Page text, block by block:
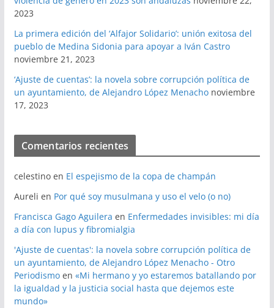
2023
La primera edición del ‘Alfajor Solidario’: unión exitosa del
pueblo de Medina Sidonia para apoyar a Iván Castro
noviembre 21, 2023
‘Ajuste de cuentas’: la novela sobre corrupción política de
un ayuntamiento, de Alejandro López Menacho noviembre
17, 2023
Comentarios recientes
celestinoen El espejismo de la copa de champán
Aureli en Por qué soy musulmana y uso el velo (o no)
Francisca Gago Aguilera en Enfermedades invisibles: mi día
a día con lupus y fibromialgia
'Ajuste de cuentas': la novela sobre corrupción política de
un ayuntamiento, de Alejandro López Menacho - Otro
Periodismoen «Mi hermano y yo estaremos batallando por
la igualdad y la justicia social hasta que dejemos este
mundo»